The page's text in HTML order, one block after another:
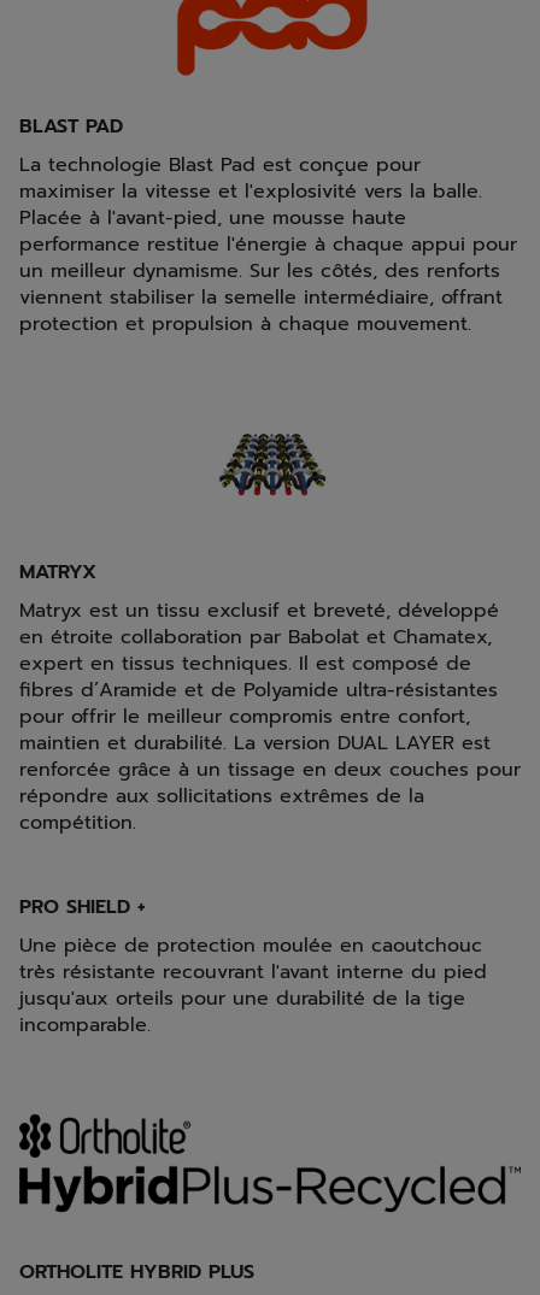
BLAST PAD
La technologie Blast Pad est conçue pour
maximiser la vitesse et l'explosivité vers la balle.
Placée à l'avant-pied, une mousse haute
performance restitue l'énergie à chaque appui pour
un meilleur dynamisme. Sur les côtés, des renforts
viennent stabiliser la semelle intermédiaire, offrant
protection et propulsion à chaque mouvement.
MATRYX
Matryx est un tissu exclusif et breveté, développé
en étroite collaboration par Babolat et Chamatex,
expert en tissus techniques. Il est composé de
fibres d’Aramide et de Polyamide ultra-résistantes
pour offrir le meilleur compromis entre confort,
maintien et durabilité. La version DUAL LAYER est
renforcée grâce à un tissage en deux couches pour
répondre aux sollicitations extrêmes de la
compétition.
PRO SHIELD +
Une pièce de protection moulée en caoutchouc
très résistante recouvrant l'avant interne du pied
jusqu'aux orteils pour une durabilité de la tige
incomparable.
ORTHOLITE HYBRID PLUS